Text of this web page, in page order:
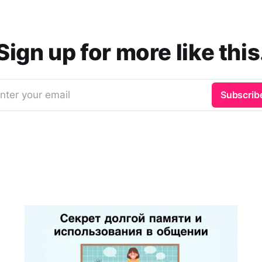
up for more like
your email